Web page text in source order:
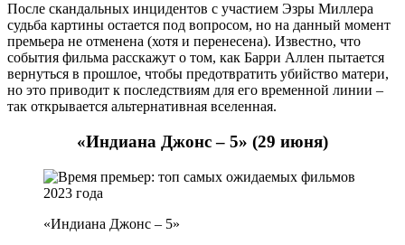
После скандальных инцидентов с участием Эзры Миллера
судьба картины остается под вопросом, но на данный момент
премьера не отменена (хотя и перенесена). Известно, что
события фильма расскажут о том, как Барри Аллен пытается
вернуться в прошлое, чтобы предотвратить убийство матери,
но это приводит к последствиям для его временной линии –
так открывается альтернативная вселенная.
«Индиана Джонс – 5» (29 июня)
«Индиана Джонс – 5»